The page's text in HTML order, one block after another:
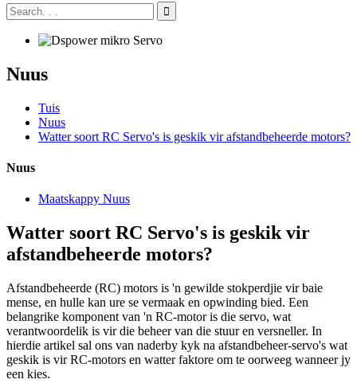
Nuus
Tuis
Nuus
Watter soort RC Servo's is geskik vir afstandbeheerde motors?
Nuus
Maatskappy Nuus
Watter soort RC Servo's is geskik vir
afstandbeheerde motors?
Afstandbeheerde (RC) motors is 'n gewilde stokperdjie vir baie
mense, en hulle kan ure se vermaak en opwinding bied. Een
belangrike komponent van 'n RC-motor is die servo, wat
verantwoordelik is vir die beheer van die stuur en versneller. In
hierdie artikel sal ons van naderby kyk na afstandbeheer-servo's wat
geskik is vir RC-motors en watter faktore om te oorweeg wanneer jy
een kies.